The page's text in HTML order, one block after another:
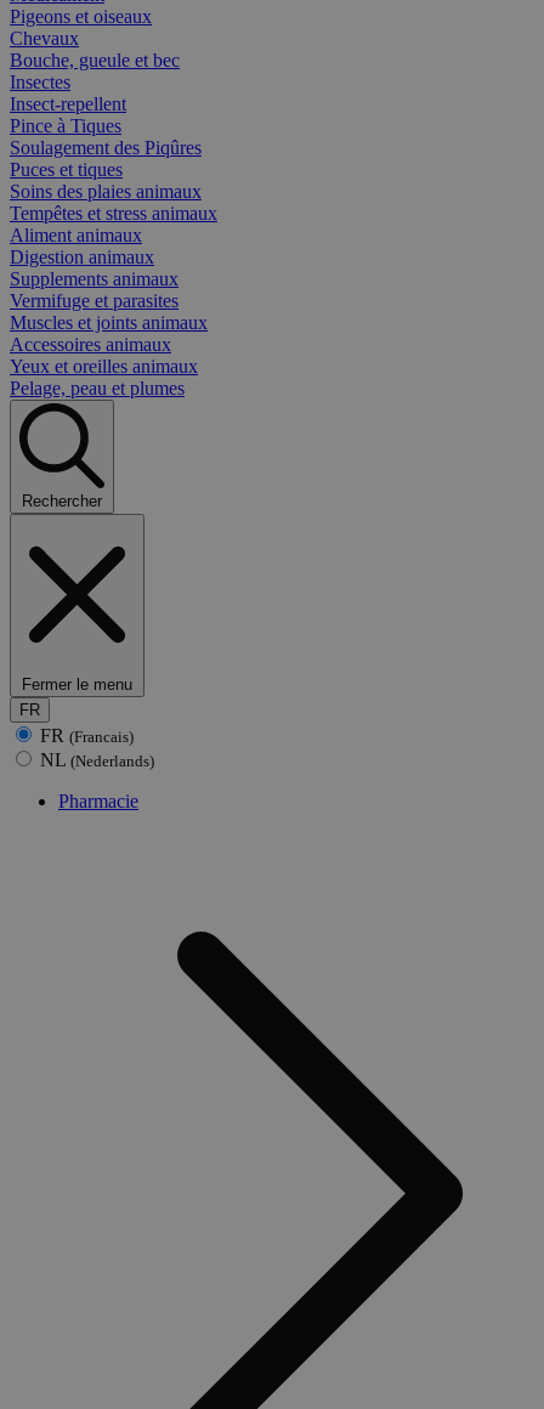
Pigeons et oiseaux
Chevaux
Bouche, gueule et bec
Insectes
Insect-repellent
Pince à Tiques
Soulagement des Piqûres
Puces et tiques
Soins des plaies animaux
Tempêtes et stress animaux
Aliment animaux
Digestion animaux
Supplements animaux
Vermifuge et parasites
Muscles et joints animaux
Accessoires animaux
Yeux et oreilles animaux
Pelage, peau et plumes
Rechercher
Fermer le menu
FR
FR (Francais)
NL (Nederlands)
Pharmacie